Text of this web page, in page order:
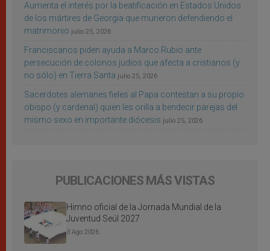
Aumenta el interés por la beatificación en Estados Unidos
de los mártires de Georgia que murieron defendiendo el
matrimonio julio 25, 2026
Franciscanos piden ayuda a Marco Rubio ante
persecución de colonos judíos que afecta a cristianos (y
no sólo) en Tierra Santa julio 25, 2026
Sacerdotes alemanes fieles al Papa contestan a su propio
obispo (y cardenal) quien les orilla a bendecir parejas del
mismo sexo en importante diócesis julio 25, 2026
PUBLICACIONES MÁS VISTAS
Himno oficial de la Jornada Mundial de la
Juventud Seúl 2027
3 Ago 2026